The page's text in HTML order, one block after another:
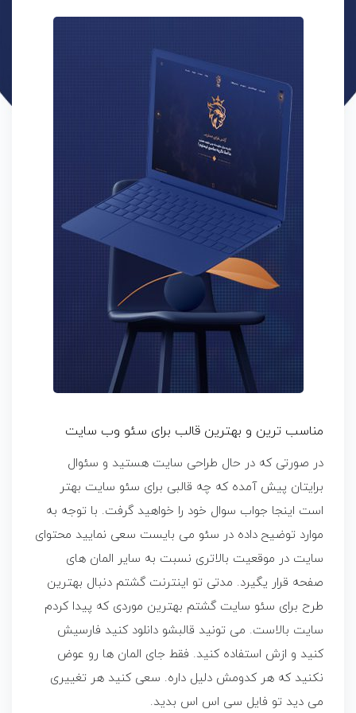
مناسب ترین و بهترین قالب برای سئو وب سایت
در صورتی که در حال طراحی سایت هستید و سئوال
برایتان پیش آمده که چه قالبی برای سئو سایت بهتر
است اینجا جواب سوال خود را خواهید گرفت. با توجه به
موارد توضیح داده در سئو می بایست سعی نمایید محتوای
سایت در موقعیت بالاتری نسبت به سایر المان های
صفحه قرار یگیرد. مدتی تو اینترنت گشتم دنبال بهترین
طرح برای سئو سایت گشتم بهترین موردی که پیدا کردم
سایت بالاست. می تونید قالبشو دانلود کنید فارسیش
کنید و ازش استفاده کنید. فقط جای المان ها رو عوض
نکنید که هر کدومش دلیل داره. سعی کنید هر تغییری
می دید تو فایل سی اس اس بدید.